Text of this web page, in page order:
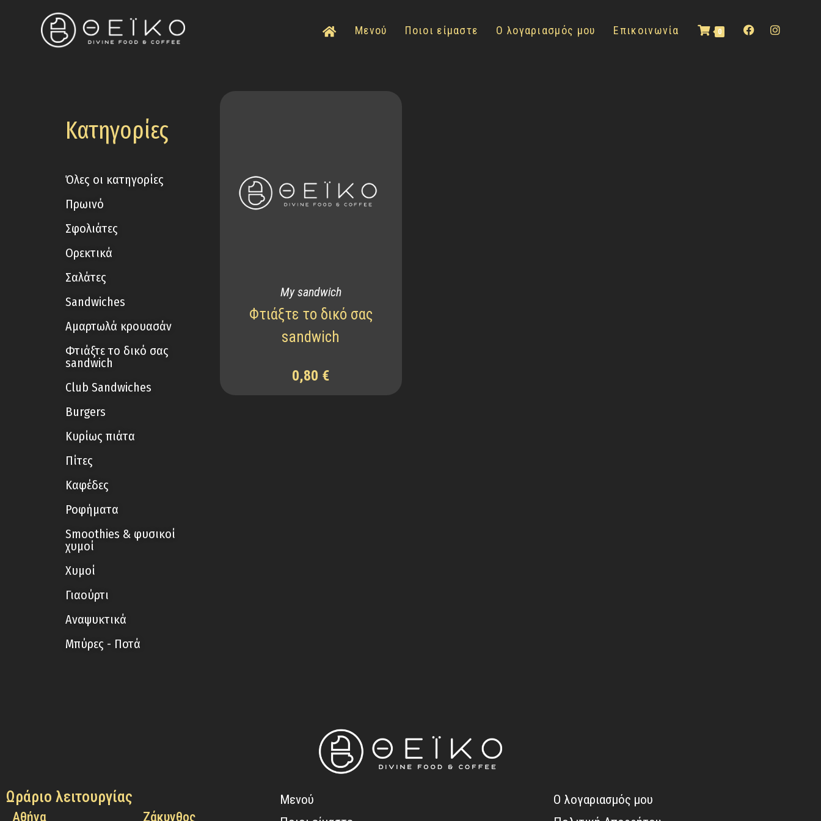
Μενού Ποιοι είμαστε Ο λογαριασμός μου Επικοινωνία 0
My sandwich
Φτιάξτε το δικό σας
sandwich
0,80 €
Κατηγορίες
Όλες οι κατηγορίες
Πρωινό
Σφολιάτες
Ορεκτικά
Σαλάτες
Sandwiches
Αμαρτωλά κρουασάν
Φτιάξτε το δικό σας
sandwich
Club Sandwiches
Burgers
Κυρίως πιάτα
Πίτες
Καφέδες
Ροφήματα
Smoothies & φυσικοί
χυμοί
Χυμοί
Γιαούρτι
Αναψυκτικά
Μπύρες - Ποτά
Ωράριο λειτουργίας
Αθήνα Ζάκυνθος
Μενού
Ο λογαριασμός μου